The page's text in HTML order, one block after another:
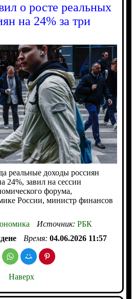
о росте реальных
на 24% за три
реальные доходы россиян
24%, завил на сессии
форума,
России, министр финансов
Источник: РБК
Время: 04.06.2026 11:57
Наверх